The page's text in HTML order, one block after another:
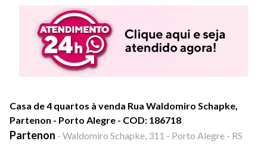
Casa de 4 quartos à venda Rua Waldomiro Schapke,
Partenon - Porto Alegre - COD: 186718
Partenon - Waldomiro Schapke, 311 - Porto Alegre - RS